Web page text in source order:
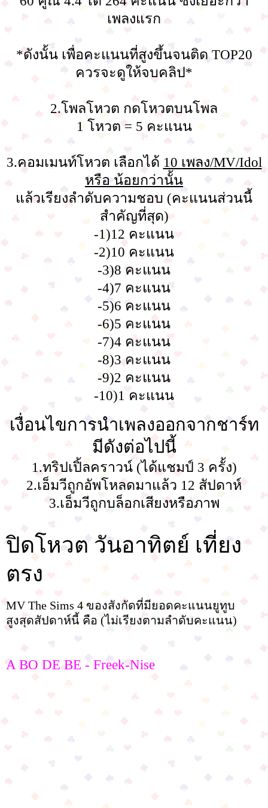
เพลงแรก
*ดังนั้น เพื่อคะแนนที่สูงขึ้นจนติด TOP20
ควรจะดูให้จบคลิป*
2.โพลโหวต กดโหวตบนโพล
1 โหวต = 5 คะแนน
3.คอมเมนท์โหวต เลือกได้ 10 เพลง/MV/Idol
หรือ น้อยกว่านั้น
แล้วเรียงลำดับความชอบ (คะแนนส่วนนี้
สำคัญที่สุด)
-1)12 คะแนน
-2)10 คะแนน
-3)8 คะแนน
-4)7 คะแนน
-5)6 คะแนน
-6)5 คะแนน
-7)4 คะแนน
-8)3 คะแนน
-9)2 คะแนน
-10)1 คะแนน
เงื่อนไขการนำเพลงออกจากชาร์ท
มีดังต่อไปนี้
1.ทริปเปิ้ลคราวน์ (ได้แชมป์ 3 ครั้ง)
2.เอ็มวีถูกอัพโหลดมาแล้ว 12 สัปดาห์
3.เอ็มวีถูกบล็อกเสียงหรือภาพ
ปิดโหวต วันอาทิตย์ เที่ยง
ตรง
MV The Sims 4 ของสังกัดที่มียอดคะแนนยูทูบ
สูงสุดสัปดาห์นี้ คือ (ไม่เรียงตามลำดับคะแนน)
A BO DE BE - Freek-Nise